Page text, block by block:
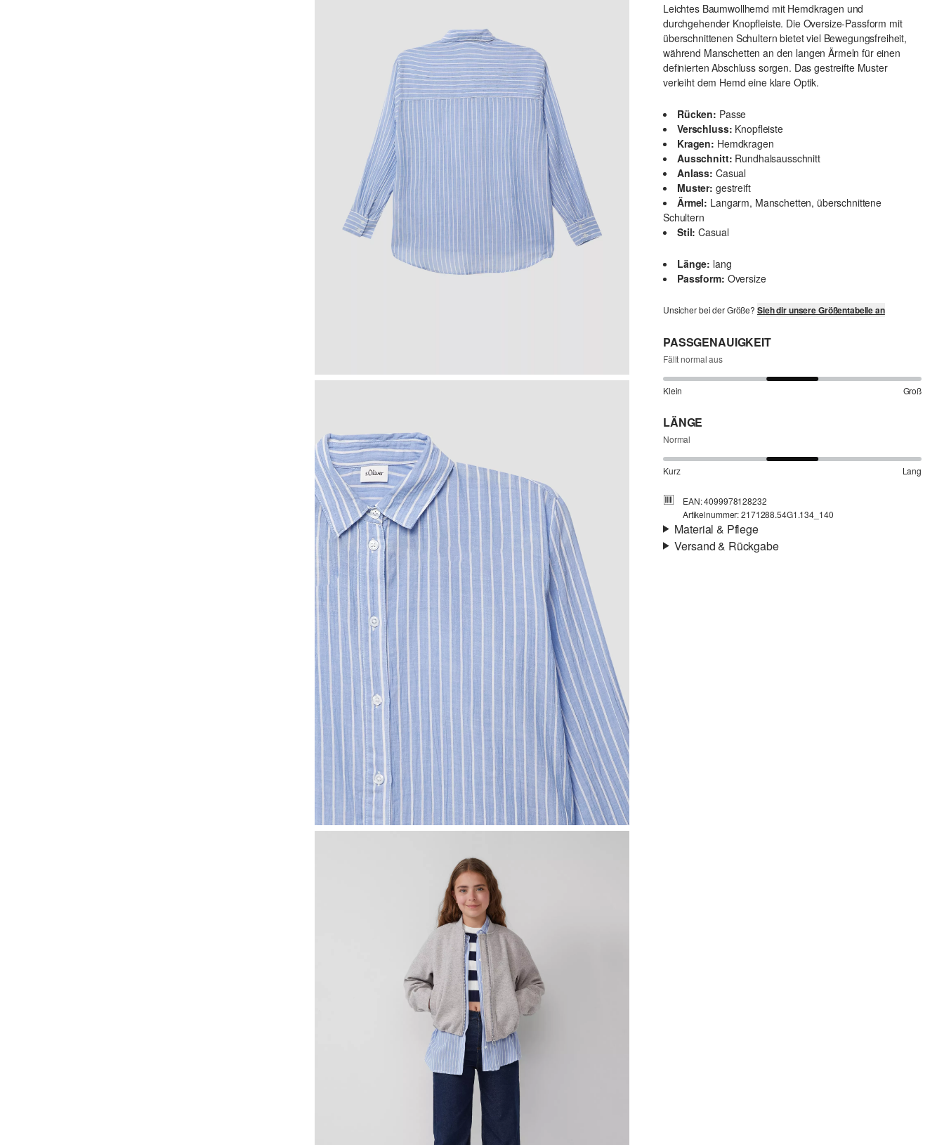
Leichtes Baumwollhemd mit Hemdkragen und
durchgehender Knopfleiste. Die Oversize-Passform mit
überschnittenen Schultern bietet viel Bewegungsfreiheit,
während Manschetten an den langen Ärmeln für einen
definierten Abschluss sorgen. Das gestreifte Muster
verleiht dem Hemd eine klare Optik.
Rücken: Passe
Verschluss: Knopfleiste
Kragen: Hemdkragen
Ausschnitt: Rundhalsausschnitt
Anlass: Casual
Muster: gestreift
Ärmel: Langarm, Manschetten, überschnittene
Schultern
Stil: Casual
Länge: lang
Passform: Oversize
Unsicher bei der Größe? Sieh dir unsere Größentabelle an
PASSGENAUIGKEIT
Fällt normal aus
Klein Groß
LÄNGE
Normal
Kurz Lang
EAN: 4099978128232
Artikelnummer: 2171288.54G1.134_140
Material & Pflege
Versand & Rückgabe